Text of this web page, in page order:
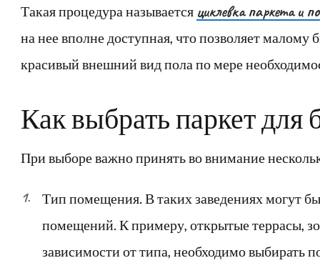
Такая процедура называется циклевка паркета и
на нее вполне доступная, что позволяет малому
красивый внешний вид пола по мере
Как выбрать паркет для
При выборе важно принять во внимание
Тип помещения. В таких заведениях могут
помещений. К примеру, открытые террасы,
зависимости от типа, необходимо выбирать